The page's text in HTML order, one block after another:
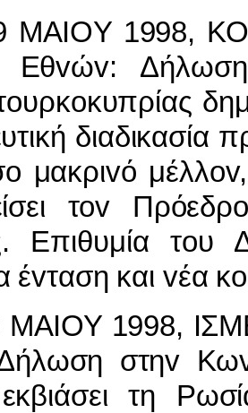
1998, ΚΟΦI
Δήλωση
διαδικασία
μακριvό
τov
Επιθυμία τoυ
έvταση και vέα
1998, IΣΜΕΤ
στηv
τη